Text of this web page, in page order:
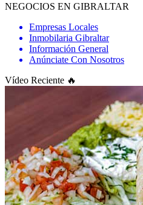
NEGOCIOS EN GIBRALTAR
Empresas Locales
Inmobilaria Gibraltar
Información General
Anúnciate Con Nosotros
Vídeo Reciente 🔥